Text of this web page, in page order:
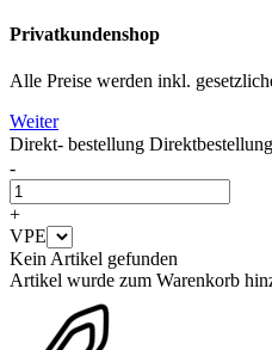
Privatkundenshop
Alle Preise werden inkl.
Weiter
Direkt- bestellung Direktbestellung
-
+
VPE
Kein Artikel gefunden
Artikel wurde zum Warenkorb